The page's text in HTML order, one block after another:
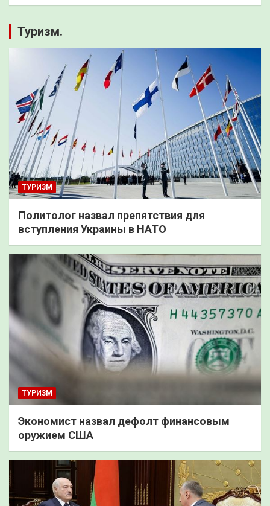
Туризм.
ТУРИЗМ
Политолог назвал препятствия для
вступления Украины в НАТО
ТУРИЗМ
Экономист назвал дефолт финансовым
оружием США